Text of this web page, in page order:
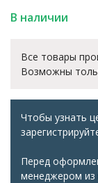
В наличии
Все товары
Возможны
Чтобы узнать
Перед
менеджером из